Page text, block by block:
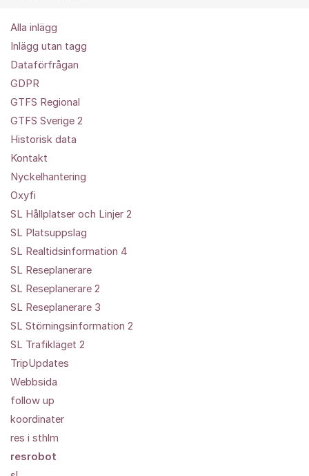
Alla inlägg
Inlägg utan tagg
Dataförfrågan
GDPR
GTFS Regional
GTFS Sverige 2
Historisk data
Kontakt
Nyckelhantering
Oxyfi
SL Hållplatser och Linjer 2
SL Platsuppslag
SL Realtidsinformation 4
SL Reseplanerare
SL Reseplanerare 2
SL Reseplanerare 3
SL Störningsinformation 2
SL Trafikläget 2
TripUpdates
Webbsida
follow up
koordinater
res i sthlm
resrobot